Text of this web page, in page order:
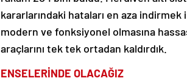
kararlarındaki hataları en aza
modern ve fonksiyonel olmasına
araçlarını tek tek ortadan kaldırdık.
ENSELERİNDE OLACAĞIZ